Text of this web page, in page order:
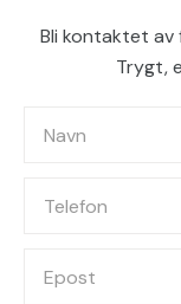
Bli kontaktet
Trygt,